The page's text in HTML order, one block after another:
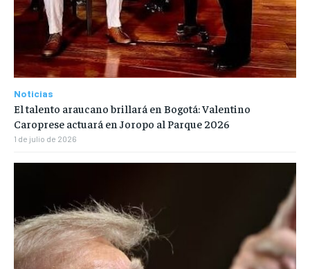
Noticias
El talento araucano brillará en Bogotá: Valentino
Caroprese actuará en Joropo al Parque 2026
1 de julio de 2026